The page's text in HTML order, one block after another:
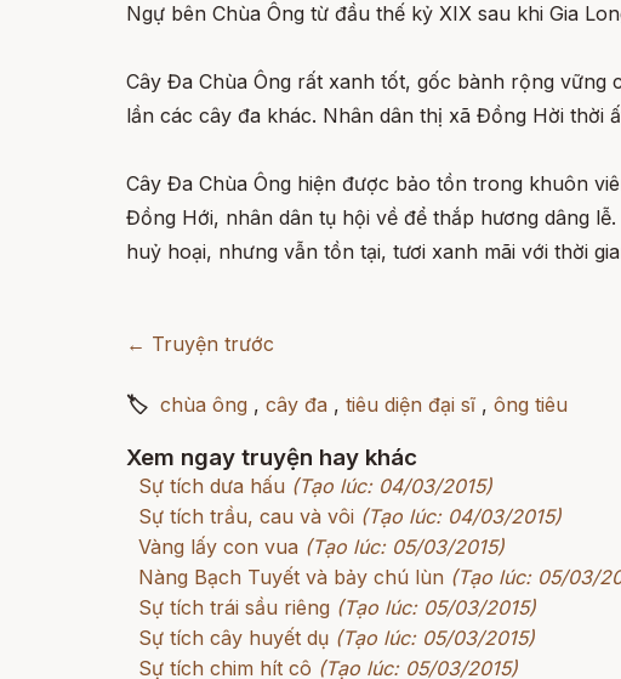
Ngự bên Chùa Ông từ đầu thế kỷ XIX sau khi Gia
Cây Đa Chùa Ông rất xanh tốt, gốc bành rộng
lần các cây đa khác. Nhân dân thị xã Đồng Hời thời
Cây Đa Chùa Ông hiện được bảo tồn trong khuôn
Đồng Hới, nhân dân tụ hội về để thắp hương dâng
huỷ hoại, nhưng vẫn tồn tại, tươi xanh mãi với thời
← Truyện trước
🏷 chùa ông , cây đa , tiêu diện đại sĩ, ông tiêu
Xem ngay truyện hay khác
Sự tích dưa hấu (Tạo lúc: 04/03/2015)
Sự tích trầu, cau và vôi (Tạo lúc: 04/03/2015)
Vàng lấy con vua (Tạo lúc: 05/03/2015)
Nàng Bạch Tuyết và bảy chú lùn (Tạo lúc: 05/03/
Sự tích trái sầu riêng (Tạo lúc: 05/03/2015)
Sự tích cây huyết dụ (Tạo lúc: 05/03/2015)
Sự tích chim hít cô (Tạo lúc: 05/03/2015)